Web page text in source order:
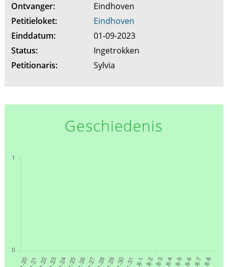
Ontvanger:
Eindhoven
Petitieloket:
Eindhoven
Einddatum:
01-09-2023
Status:
Ingetrokken
Petitionaris:
Sylvia
Geschiedenis